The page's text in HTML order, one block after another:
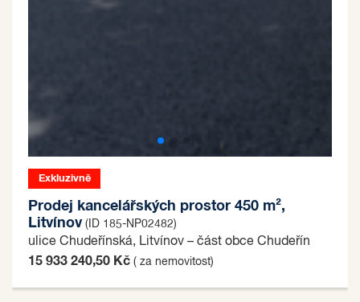
Exkluzivně
Prodej kancelářských prostor 450 m²,
Litvínov (ID 185-NP02482)
ulice Chudeřínská, Litvínov – část obce Chudeřín
15 933 240,50 Kč ( za nemovitost)